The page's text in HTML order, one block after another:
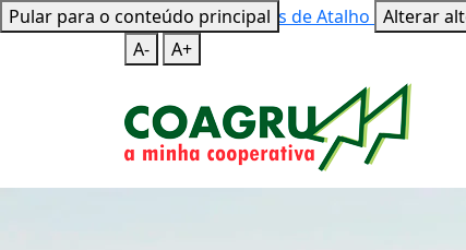
Pular para o conteúdo principal
Mapa do Site Teclas de Atalho Alterar
A-
A+